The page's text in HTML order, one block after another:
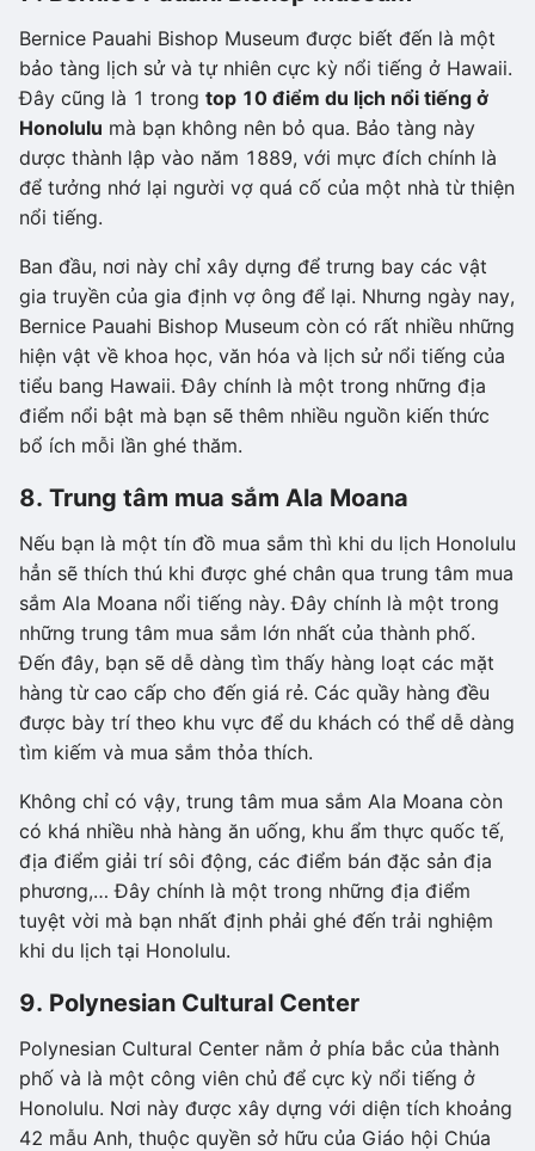
Bernice Pauahi Bishop Museum được biết đến là một
bảo tàng lịch sử và tự nhiên cực kỳ nổi tiếng ở Hawaii.
Đây cũng là 1 trong top 10 điểm du lịch nổi tiếng ở
Honolulu mà bạn không nên bỏ qua. Bảo tàng này
dược thành lập vào năm 1889, với mực đích chính là
để tưởng nhớ lại người vợ quá cố của một nhà từ thiện
nổi tiếng.
Ban đầu, nơi này chỉ xây dựng để trưng bay các vật
gia truyền của gia định vợ ông để lại. Nhưng ngày nay,
Bernice Pauahi Bishop Museum còn có rất nhiều những
hiện vật về khoa học, văn hóa và lịch sử nổi tiếng của
tiểu bang Hawaii. Đây chính là một trong những địa
điểm nổi bật mà bạn sẽ thêm nhiều nguồn kiến thức
bổ ích mỗi lần ghé thăm.
8. Trung tâm mua sắm Ala Moana
Nếu bạn là một tín đồ mua sắm thì khi du lịch Honolulu
hẳn sẽ thích thú khi được ghé chân qua trung tâm mua
sắm Ala Moana nổi tiếng này. Đây chính là một trong
những trung tâm mua sắm lớn nhất của thành phố.
Đến đây, bạn sẽ dễ dàng tìm thấy hàng loạt các mặt
hàng từ cao cấp cho đến giá rẻ. Các quầy hàng đều
được bày trí theo khu vực để du khách có thể dễ dàng
tìm kiếm và mua sắm thỏa thích.
Không chỉ có vậy, trung tâm mua sắm Ala Moana còn
có khá nhiều nhà hàng ăn uống, khu ẩm thực quốc tế,
địa điểm giải trí sôi động, các điểm bán đặc sản địa
phương,… Đây chính là một trong những địa điểm
tuyệt vời mà bạn nhất định phải ghé đến trải nghiệm
khi du lịch tại Honolulu.
9. Polynesian Cultural Center
Polynesian Cultural Center nằm ở phía bắc của thành
phố và là một công viên chủ để cực kỳ nổi tiếng ở
Honolulu. Nơi này được xây dựng với diện tích khoảng
42 mẫu Anh, thuộc quyền sở hữu của Giáo hội Chúa